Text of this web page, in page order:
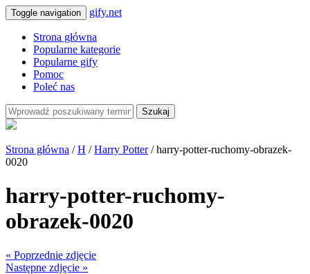
Toggle navigation gify.net
Strona główna
Popularne kategorie
Popularne gify
Pomoc
Poleć nas
Szukaj
Strona główna /H /Harry Potter/ harry-potter-ruchomy-obrazek-
0020
harry-potter-ruchomy-
obrazek-0020
« Poprzednie zdjęcie
Następne zdjęcie »